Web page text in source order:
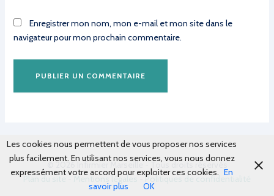
Enregistrer mon nom, mon e-mail et mon site dans le
navigateur pour mon prochain commentaire.
© 2026 Infirmier Marseille - Tous droits réservés
Plan du site - Mentions légales -Politiques de confidentialité
Les cookies nous permettent de vous proposer nos services
plus facilement. En utilisant nos services, vous nous donnez
expressément votre accord pour exploiter ces cookies. En
savoir plus
OK